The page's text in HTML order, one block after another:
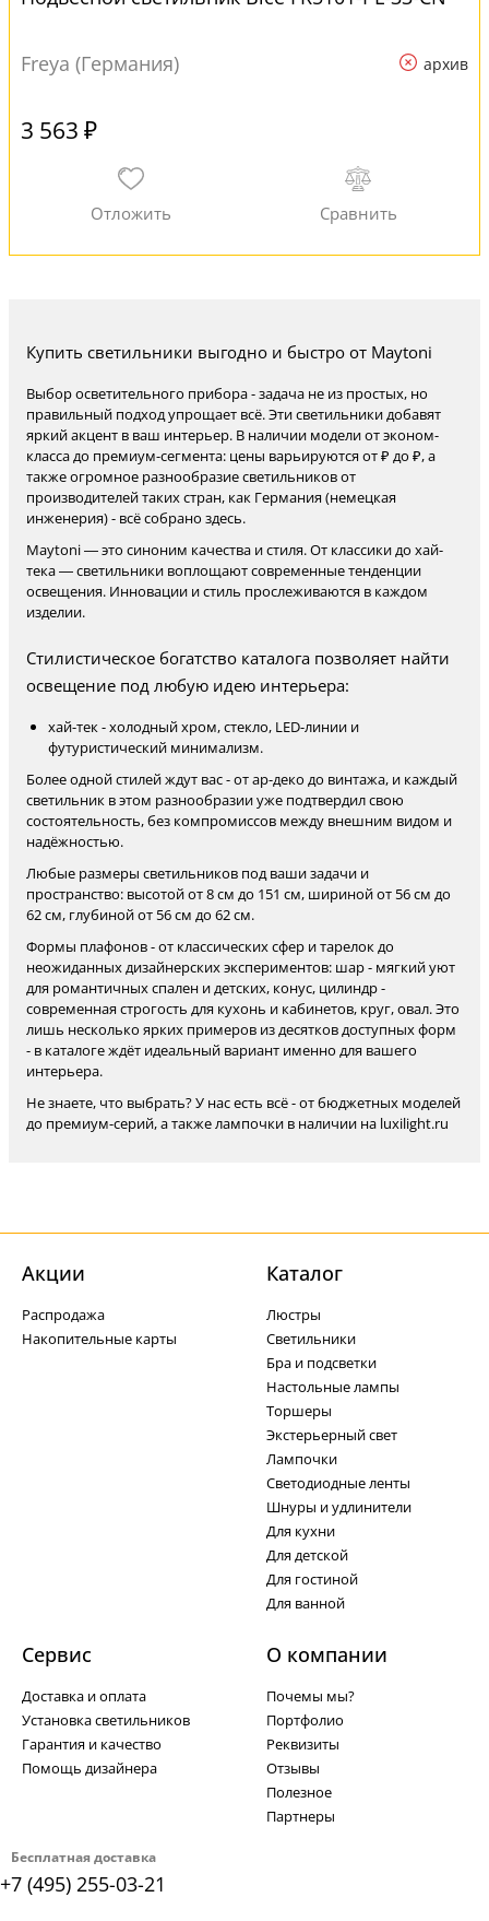
Freya (Германия) архив
3 563 ₽
Купить светильники выгодно и быстро от Maytoni
Выбор осветительного прибора - задача не из простых, но
правильный подход упрощает всё. Эти светильники добавят
яркий акцент в ваш интерьер. В наличии модели от эконом-
класса до премиум-сегмента: цены варьируются от ₽ до ₽, а
также огромное разнообразие светильников от
производителей таких стран, как Германия (немецкая
инженерия) - всё собрано здесь.
Maytoni — это синоним качества и стиля. От классики до хай-
тека — светильники воплощают современные тенденции
освещения. Инновации и стиль прослеживаются в каждом
изделии.
Стилистическое богатство каталога позволяет найти
освещение под любую идею интерьера:
хай-тек - холодный хром, стекло, LED-линии и
футуристический минимализм.
Более одной стилей ждут вас - от ар-деко до винтажа, и каждый
светильник в этом разнообразии уже подтвердил свою
состоятельность, без компромиссов между внешним видом и
надёжностью.
Любые размеры светильников под ваши задачи и
пространство: высотой от 8 см до 151 см, шириной от 56 см до
62 см, глубиной от 56 см до 62 см.
Формы плафонов - от классических сфер и тарелок до
неожиданных дизайнерских экспериментов: шар - мягкий уют
для романтичных спален и детских, конус, цилиндр -
современная строгость для кухонь и кабинетов, круг, овал. Это
лишь несколько ярких примеров из десятков доступных форм
- в каталоге ждёт идеальный вариант именно для вашего
интерьера.
Не знаете, что выбрать? У нас есть всё - от бюджетных моделей
до премиум-серий, а также лампочки в наличии на luxilight.ru
Бесплатная доставка
+7 (495) 255-03-21
Акции
Распродажа
Накопительные карты
Каталог
Люстры
Светильники
Бра и подсветки
Настольные лампы
Торшеры
Экстерьерный свет
Лампочки
Светодиодные ленты
Шнуры и удлинители
Для кухни
Для детской
Для гостиной
Для ванной
Сервис
Доставка и оплата
Установка светильников
Гарантия и качество
Помощь дизайнера
О компании
Почемы мы?
Портфолио
Реквизиты
Отзывы
Полезное
Партнеры